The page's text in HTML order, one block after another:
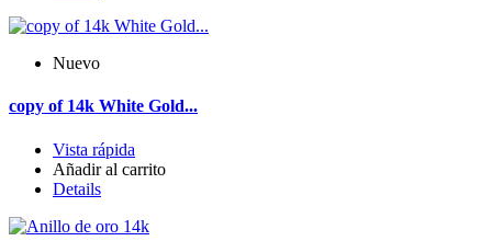
Nuevo
copy of 14k White Gold...
Vista rápida
Añadir al carrito
Details